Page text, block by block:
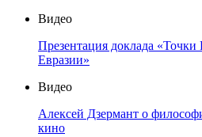
Видео
Презентация доклада
Евразии»
Видео
Алексей Дзермант о
кино